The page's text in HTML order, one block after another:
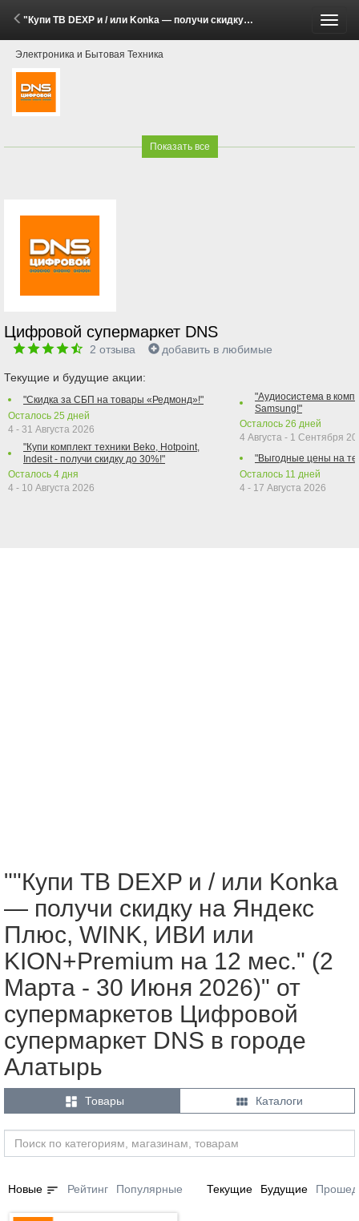
"Купи ТВ DEXP и / или Konka — получи скидку на Яндекс Плюс, WINK, ИВИ или KION+Premium на 12 мес." (2 Марта - 30 Июня 2026)
Электроника и Бытовая Техника
Показать все
Цифровой супермаркет DNS
2 отзыва добавить в любимые
Текущие и будущие акции:
"Скидка за СБП на товары «Редмонд»!"
Осталось 25 дней
4 - 31 Августа 2026
"Купи комплект техники Beko, Hotpoint,
Indesit - получи скидку до 30%!"
Осталось 4 дня
4 - 10 Августа 2026
"Аудиосистема в
Samsung!"
Осталось 26 дней
4 Августа - 1 Сентября
"Выгодные цены на
Осталось 11 дней
4 - 17 Августа 2026
""Купи ТВ DEXP и / или Konka
— получи скидку на Яндекс
Плюс, WINK, ИВИ или
KION+Premium на 12 мес." (2
Марта - 30 Июня 2026)" от
супермаркетов Цифровой
супермаркет DNS в городе
Алатырь
 Товары  Каталоги
Новые sort Рейтинг Популярные Текущие Будущие